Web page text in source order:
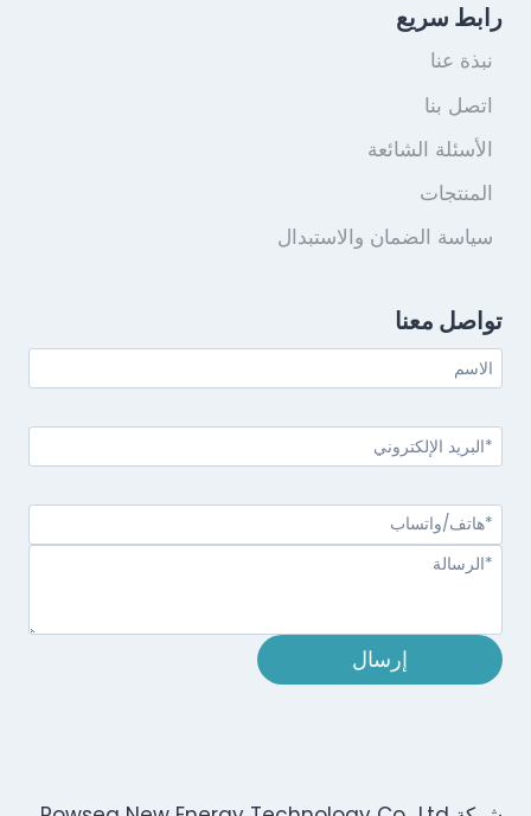
رابط سريع
نبذة عنا
اتصل بنا
الأسئلة الشائعة
المنتجات
سياسة الضمان والاستبدال
تواصل معنا
إرسال